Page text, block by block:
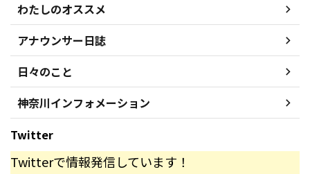
わたしのオススメ
アナウンサー日誌
日々のこと
神奈川インフォメーション
Twitter
Twitterで情報発信しています！